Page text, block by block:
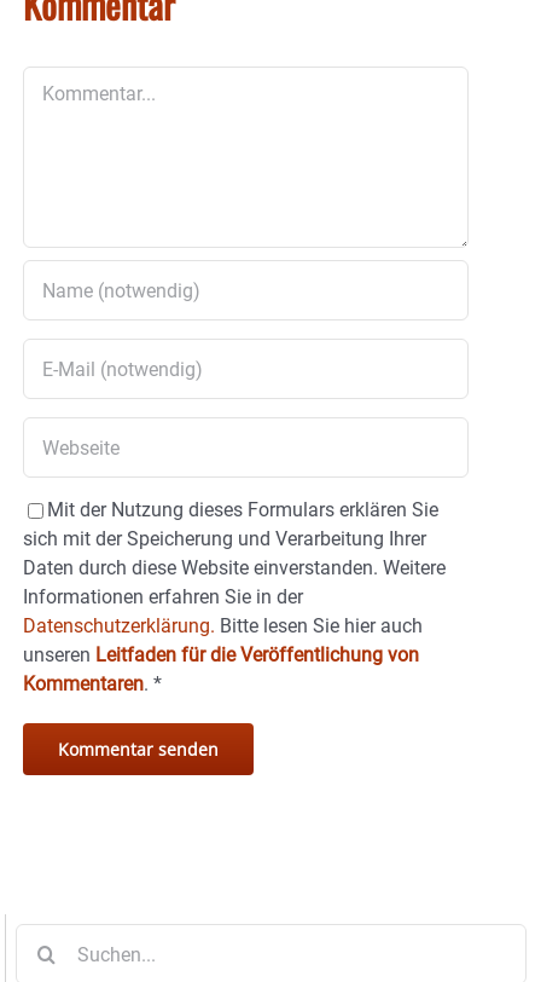
Mit der Nutzung dieses Formulars erklären Sie
sich mit der Speicherung und Verarbeitung Ihrer
Daten durch diese Website einverstanden. Weitere
Informationen erfahren Sie in der
Datenschutzerklärung. Bitte lesen Sie hier auch
unseren Leitfaden für die Veröffentlichung von
Kommentaren. *
nach: